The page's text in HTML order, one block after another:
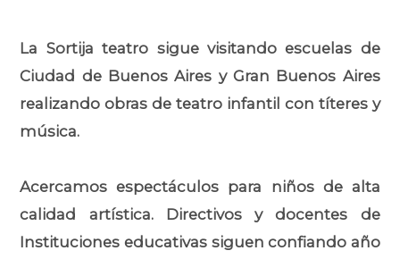
La Sortija teatro sigue visitando escuelas de
Ciudad de Buenos Aires y Gran Buenos Aires
realizando obras de teatro infantil con títeres y
música.
Acercamos espectáculos para niños de alta
calidad artística. Directivos y docentes de
Instituciones educativas siguen confiando año